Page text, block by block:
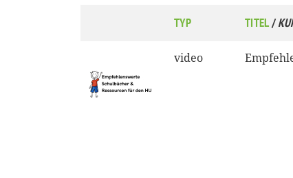
TYP TITEL/
video